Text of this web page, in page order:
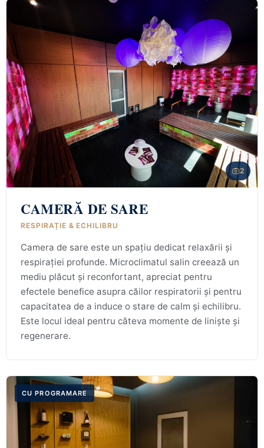
2
CAMERĂ DE SARE
RESPIRAȚIE & ECHILIBRU
Camera de sare este un spațiu dedicat relaxării și
respirației profunde. Microclimatul salin creează un
mediu plăcut și reconfortant, apreciat pentru
efectele benefice asupra căilor respiratorii și pentru
capacitatea de a induce o stare de calm și echilibru.
Este locul ideal pentru câteva momente de liniște și
regenerare.
CU PROGRAMARE